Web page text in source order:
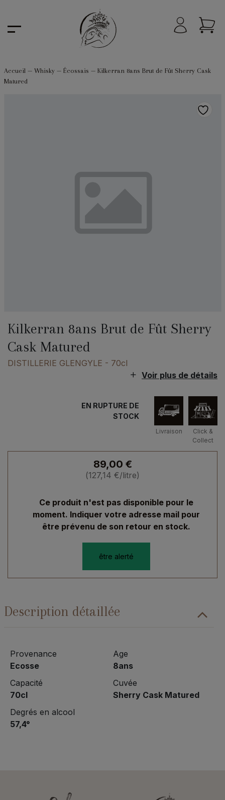
Accueil— Whisky— Écossais — Kilkerran 8ans Brut de Fût Sherry Cask
Matured
Kilkerran 8ans Brut de Fût Sherry
Cask Matured
DISTILLERIE GLENGYLE - 70cl
Voir plus de détails
EN RUPTURE DE
STOCK
Livraison
Click &
Collect
89,00 €
(127,14 €/litre)
Ce produit n'est pas disponible pour le
moment. Indiquer votre adresse mail pour
être prévenu de son retour en stock.
être alerté
Description détaillée
Provenance
Ecosse
Capacité
70cl
Degrés en alcool
57,4°
Age
8ans
Cuvée
Sherry Cask Matured